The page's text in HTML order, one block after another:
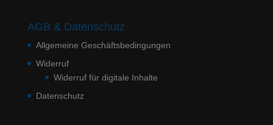
AGB & Datenschutz
Allgemeine Geschäftsbedingungen
Widerruf
Widerruf für digitale Inhalte
Datenschutz